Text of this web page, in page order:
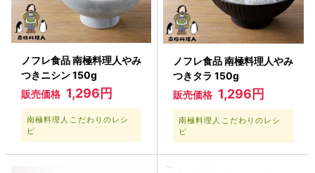
ノフレ食品 南極料理人やみ
つきニシン 150g
販売価格 1,296円
南極料理人こだわりのレシ
ピ
ノフレ食品 南極料理人やみ
つきタラ 150g
販売価格 1,296円
南極料理人こだわりのレシ
ピ